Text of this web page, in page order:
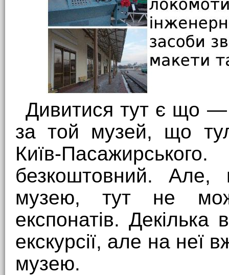
Дивитися тут є що —
за той музей, що
Київ-
безкоштовний. Але,
музею, тут не
експонатів. Декілька
екскурсії, але на неї
музею.